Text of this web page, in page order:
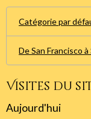
Catégorie par
De San Francisco
Visites du
Aujourd'hui